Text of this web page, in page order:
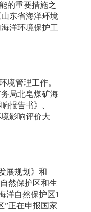
的重要措施之
东省海洋环境
洋环境保护工
境管理工作。
局北皂煤矿海
报告书》、
影响评价大
展规划》和
然保护区和生
洋自然保护区1
”正在申报国家